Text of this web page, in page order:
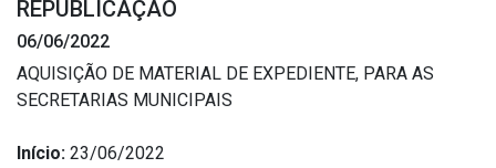
Estrutura Organizacional
Secretarias
REPUBLICAÇÃO
06/06/2022
AQUISIÇÃO DE MATERIAL DE EXPEDIENTE, PARA AS
SECRETARIAS MUNICIPAIS
Início: 23/06/2022